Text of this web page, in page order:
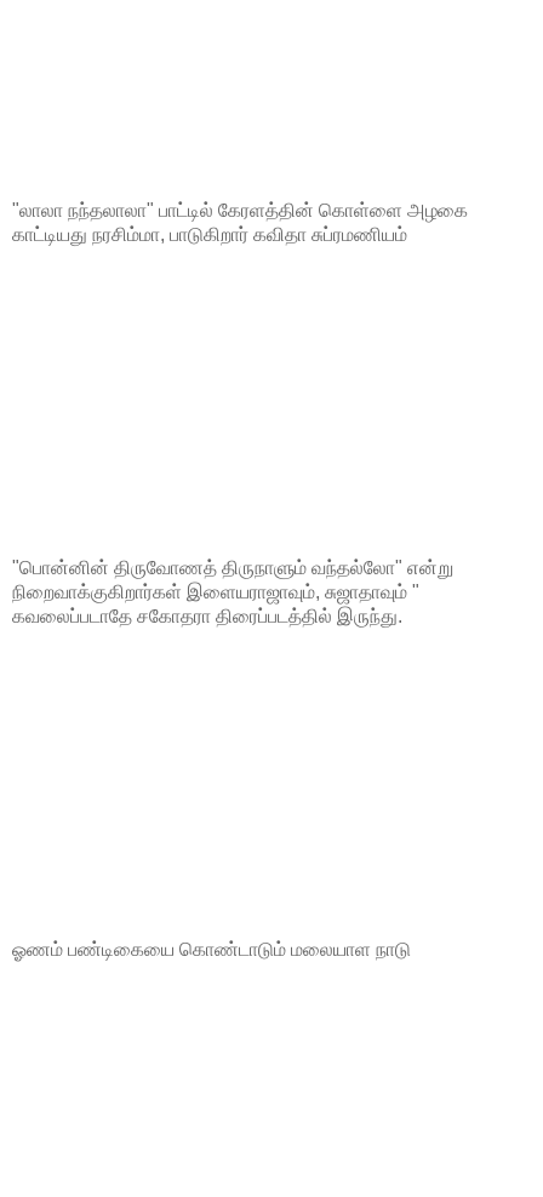
"லாலா நந்தலாலா" பாட்டில் கேரளத்தின் கொள்ளை அழகை
காட்டியது நரசிம்மா, பாடுகிறார் கவிதா சுப்ரமணியம்
"பொன்னின் திருவோணத் திருநாளும் வந்தல்லோ" என்று
நிறைவாக்குகிறார்கள் இளையராஜாவும், சுஜாதாவும் "
கவலைப்படாதே சகோதரா திரைப்படத்தில் இருந்து.
ஓணம் பண்டிகையை கொண்டாடும் மலையாள நாடு